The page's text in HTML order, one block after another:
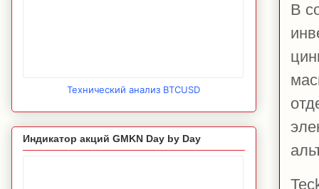
В
Технический анализ BTCUSD
Индикатор акций GMKN Day by Day